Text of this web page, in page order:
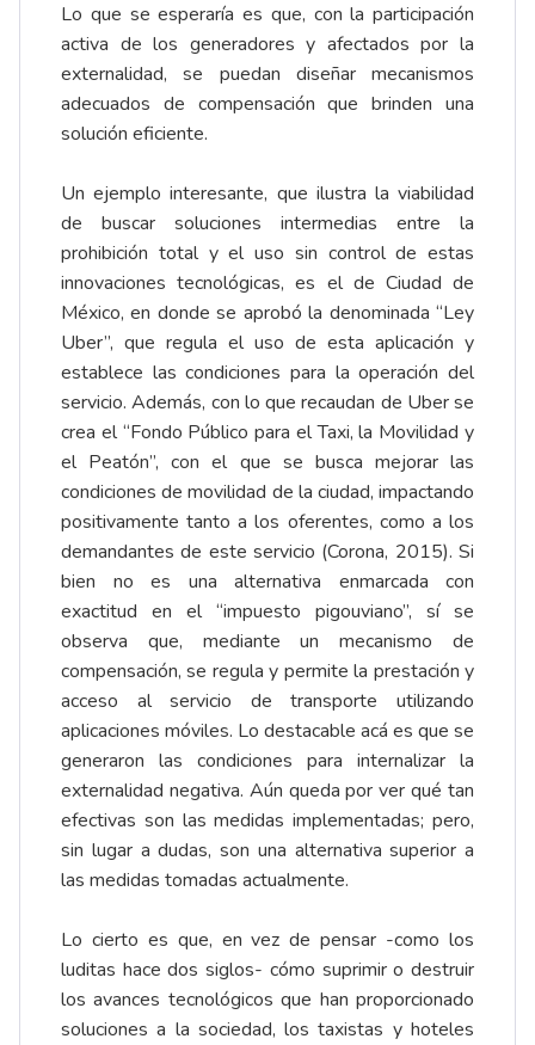
Lo que se esperaría es que, con la participación
activa de los generadores y afectados por la
externalidad, se puedan diseñar mecanismos
adecuados de compensación que brinden una
solución eficiente.
Un ejemplo interesante, que ilustra la viabilidad
de buscar soluciones intermedias entre la
prohibición total y el uso sin control de estas
innovaciones tecnológicas, es el de Ciudad de
México, en donde se aprobó la denominada “Ley
Uber”, que regula el uso de esta aplicación y
establece las condiciones para la operación del
servicio. Además, con lo que recaudan de Uber se
crea el “Fondo Público para el Taxi, la Movilidad y
el Peatón”, con el que se busca mejorar las
condiciones de movilidad de la ciudad, impactando
positivamente tanto a los oferentes, como a los
demandantes de este servicio (Corona, 2015). Si
bien no es una alternativa enmarcada con
exactitud en el “impuesto pigouviano”, sí se
observa que, mediante un mecanismo de
compensación, se regula y permite la prestación y
acceso al servicio de transporte utilizando
aplicaciones móviles. Lo destacable acá es que se
generaron las condiciones para internalizar la
externalidad negativa. Aún queda por ver qué tan
efectivas son las medidas implementadas; pero,
sin lugar a dudas, son una alternativa superior a
las medidas tomadas actualmente.
Lo cierto es que, en vez de pensar -como los
luditas hace dos siglos- cómo suprimir o destruir
los avances tecnológicos que han proporcionado
soluciones a la sociedad, los taxistas y hoteles